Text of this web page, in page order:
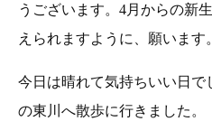
うございます。4月からの新
えられますように、願います。
今日は晴れて気持ちいい日で
の東川へ散歩に行きました。